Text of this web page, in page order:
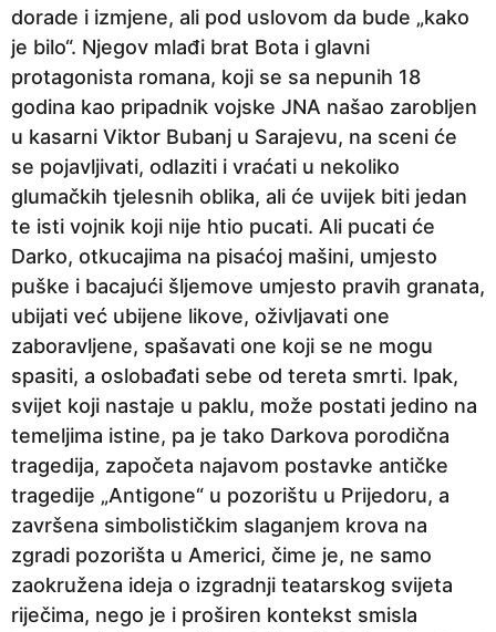
dorade i izmjene, ali pod uslovom da bude „kako
je bilo“. Njegov mlađi brat Bota i glavni
protagonista romana, koji se sa nepunih 18
godina kao pripadnik vojske JNA našao zarobljen
u kasarni Viktor Bubanj u Sarajevu, na sceni će
se pojavljivati, odlaziti i vraćati u nekoliko
glumačkih tjelesnih oblika, ali će uvijek biti jedan
te isti vojnik koji nije htio pucati. Ali pucati će
Darko, otkucajima na pisaćoj mašini, umjesto
puške i bacajući šljemove umjesto pravih granata,
ubijati već ubijene likove, oživljavati one
zaboravljene, spašavati one koji se ne mogu
spasiti, a oslobađati sebe od tereta smrti. Ipak,
svijet koji nastaje u paklu, može postati jedino na
temeljima istine, pa je tako Darkova porodična
tragedija, započeta najavom postavke antičke
tragedije „Antigone“ u pozorištu u Prijedoru, a
završena simbolističkim slaganjem krova na
zgradi pozorišta u Americi, čime je, ne samo
zaokružena ideja o izgradnji teatarskog svijeta
riječima, nego je i proširen kontekst smisla